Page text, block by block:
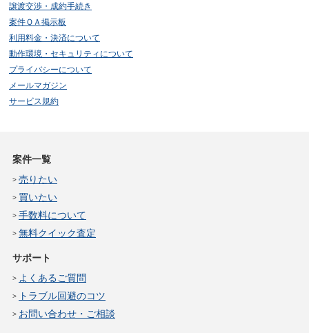
譲渡交渉・成約手続き
案件ＱＡ掲示板
利用料金・決済について
動作環境・セキュリティについて
プライバシーについて
メールマガジン
サービス規約
案件一覧
売りたい
買いたい
手数料について
無料クイック査定
サポート
よくあるご質問
トラブル回避のコツ
お問い合わせ・ご相談